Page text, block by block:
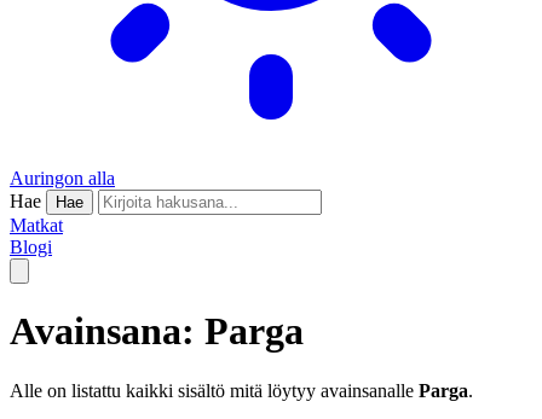
Auringon alla
Hae
Hae
Matkat
Blogi
Avainsana: Parga
Alle on listattu kaikki sisältö mitä löytyy avainsanalle Parga.